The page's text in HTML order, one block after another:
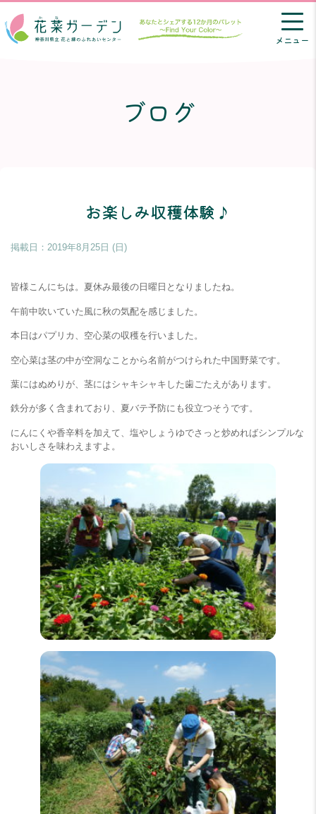
メニュー
ブログ
お楽しみ収穫体験♪
掲載日：2019年8月25日 (日)
皆様こんにちは。夏休み最後の日曜日となりましたね。
午前中吹いていた風に秋の気配を感じました。
本日はパプリカ、空心菜の収穫を行いました。
空心菜は茎の中が空洞なことから名前がつけられた中国野菜です。
葉にはぬめりが、茎にはシャキシャキした歯ごたえがあります。
鉄分が多く含まれており、夏バテ予防にも役立つそうです。
にんにくや香辛料を加えて、塩やしょうゆでさっと炒めればシンプルな
おいしさを味わえますよ。